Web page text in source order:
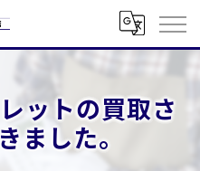
ットの買取さ
ました。